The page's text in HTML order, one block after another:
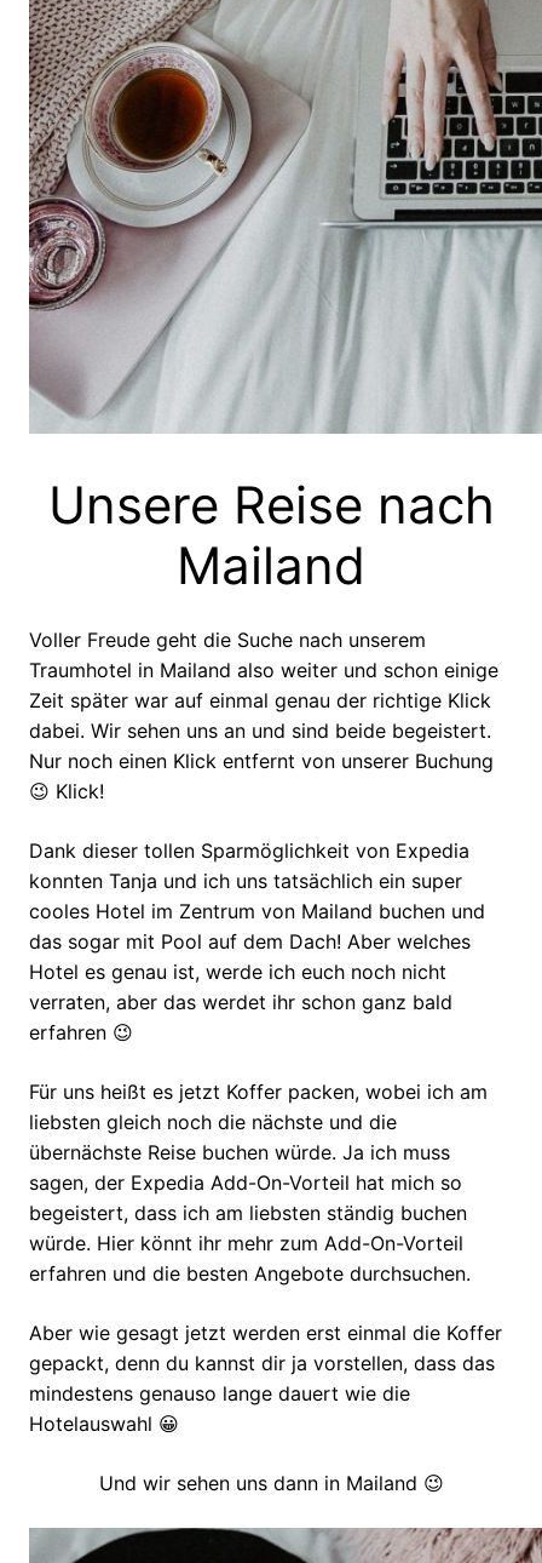
Unsere Reise nach
Mailand
Voller Freude geht die Suche nach unserem
Traumhotel in Mailand also weiter und schon einige
Zeit später war auf einmal genau der richtige Klick
dabei. Wir sehen uns an und sind beide begeistert.
Nur noch einen Klick entfernt von unserer Buchung
😉 Klick!
Dank dieser tollen Sparmöglichkeit von Expedia
konnten Tanja und ich uns tatsächlich ein super
cooles Hotel im Zentrum von Mailand buchen und
das sogar mit Pool auf dem Dach! Aber welches
Hotel es genau ist, werde ich euch noch nicht
verraten, aber das werdet ihr schon ganz bald
erfahren 😉
Für uns heißt es jetzt Koffer packen, wobei ich am
liebsten gleich noch die nächste und die
übernächste Reise buchen würde. Ja ich muss
sagen, der Expedia Add-On-Vorteil hat mich so
begeistert, dass ich am liebsten ständig buchen
würde. Hier könnt ihr mehr zum Add-On-Vorteil
erfahren und die besten Angebote durchsuchen.
Aber wie gesagt jetzt werden erst einmal die Koffer
gepackt, denn du kannst dir ja vorstellen, dass das
mindestens genauso lange dauert wie die
Hotelauswahl 😀
Und wir sehen uns dann in Mailand 😉